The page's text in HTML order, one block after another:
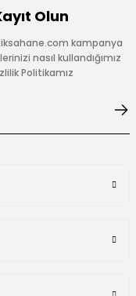
Olun
kampanya
nasıl kullandığımız
Politikamız